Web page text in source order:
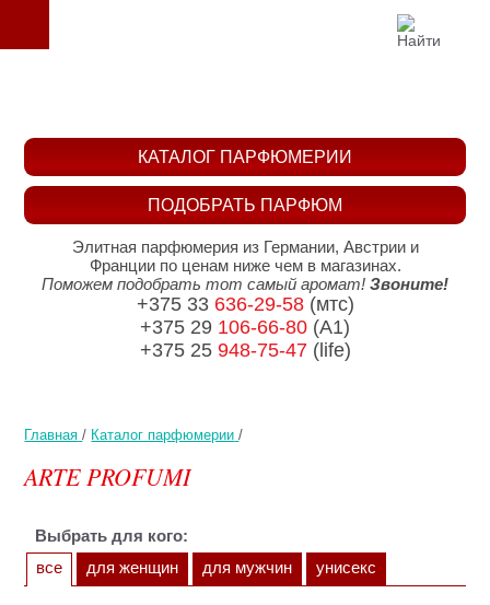
Главная / Каталог парфюмерии /
ARTE PROFUMI
Выбрать для кого:
все
для женщин для мужчин унисекс
ПОДОБРАТЬ ПАРФЮМ
КАТАЛОГ ПАРФЮМЕРИИ
Элитная парфюмерия из Германии, Австрии и
Франции по ценам ниже чем в магазинах.
Поможем подобрать тот самый аромат! Звоните!
+375 33 636-29-58(мтс)
+375 29 106-66-80 (A1)
+375 25 948-75-47(life)